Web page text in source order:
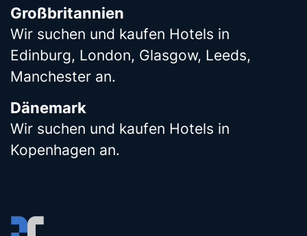
Großbritannien
Wir suchen und kaufen Hotels in
Edinburg, London, Glasgow, Leeds,
Manchester an.
Dänemark
Wir suchen und kaufen Hotels in
Kopenhagen an.